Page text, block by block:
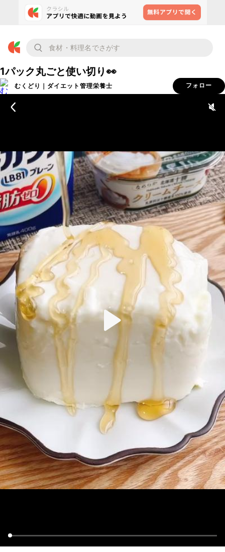
1パック丸ごと使い切り👀
むくどり｜ダイエット管理栄養士 フォロー